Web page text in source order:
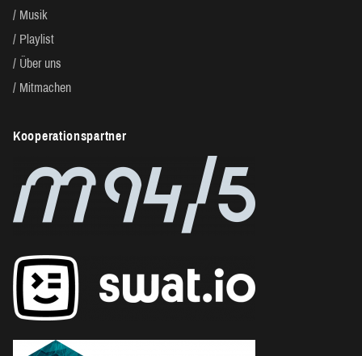
Musik
Playlist
Über uns
Mitmachen
Kooperationspartner